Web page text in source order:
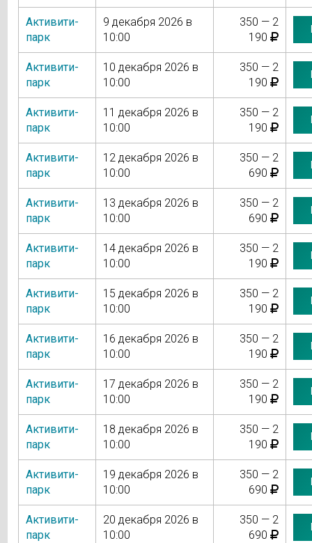
Активити-
парк
9 декабря 2026 в
10:00
350 — 2
190
Активити-
парк
10 декабря 2026 в
10:00
350 — 2
190
Активити-
парк
11 декабря 2026 в
10:00
350 — 2
190
Активити-
парк
12 декабря 2026 в
10:00
350 — 2
690
Активити-
парк
13 декабря 2026 в
10:00
350 — 2
690
Активити-
парк
14 декабря 2026 в
10:00
350 — 2
190
Активити-
парк
15 декабря 2026 в
10:00
350 — 2
190
Активити-
парк
16 декабря 2026 в
10:00
350 — 2
190
Активити-
парк
17 декабря 2026 в
10:00
350 — 2
190
Активити-
парк
18 декабря 2026 в
10:00
350 — 2
190
Активити-
парк
19 декабря 2026 в
10:00
350 — 2
690
Активити-
парк
20 декабря 2026 в
10:00
350 — 2
690